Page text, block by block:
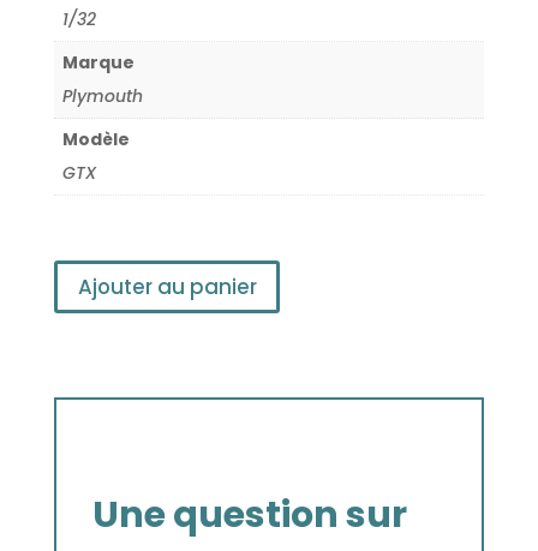
1/32
Marque
Plymouth
Modèle
GTX
Ajouter au panier
Une question sur